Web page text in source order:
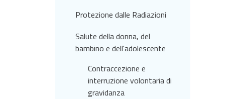
Protezione dalle Radiazioni
Salute della donna, del
bambino e dell'adolescente
Contraccezione e
interruzione volontaria di
gravidanza